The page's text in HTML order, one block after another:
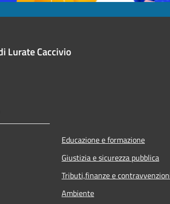
Lurate Caccivio
Educazione e formazione
Giustizia e sicurezza pubblica
Tributi,finanze e
Ambiente